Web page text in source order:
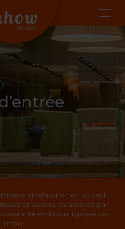
et relaxation en un seul
et variées, caractérisé par
évolution, typique de
nhow.